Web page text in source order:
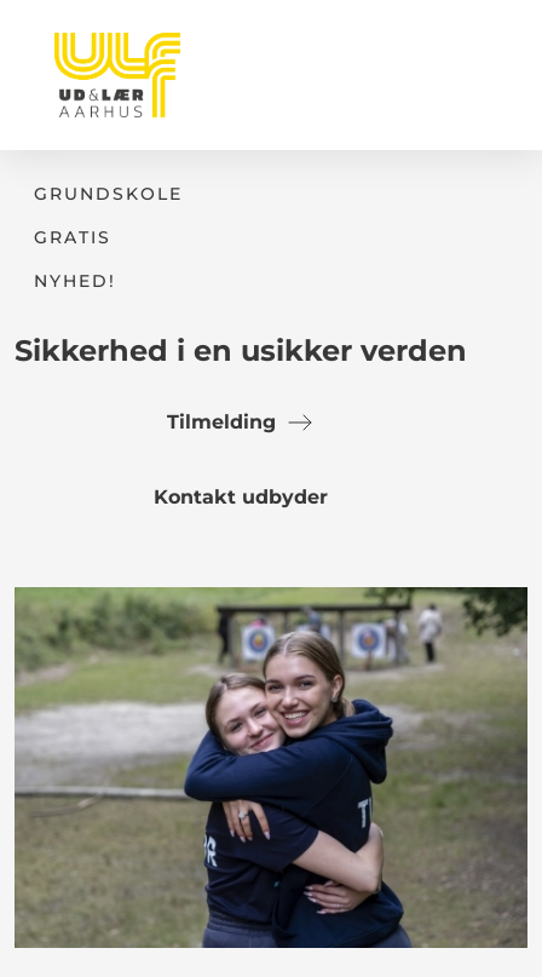
GRUNDSKOLE
GRATIS
NYHED!
Sikkerhed i en usikker verden
Tilmelding
Kontakt udbyder